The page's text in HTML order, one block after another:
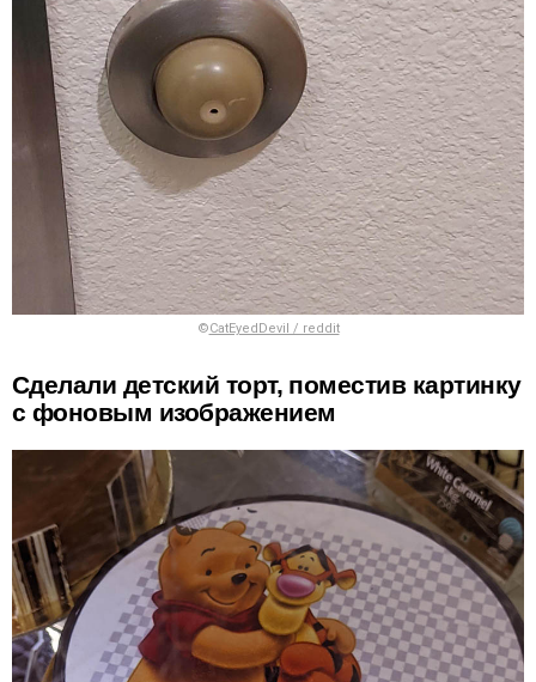
©CatEyedDevil / reddit
Сделали детский торт, поместив картинку
с фоновым изображением